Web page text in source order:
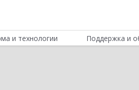
и технологии Поддержка и